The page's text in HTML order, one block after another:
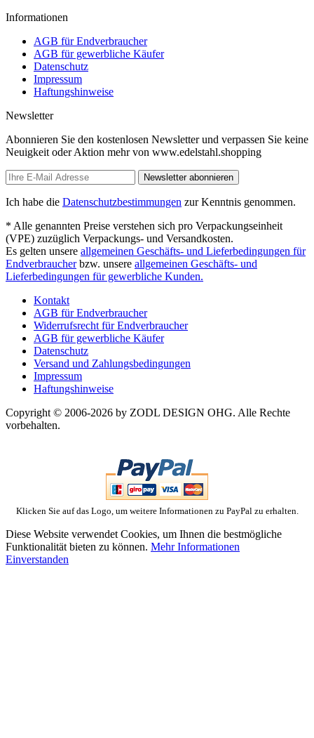
Informationen
AGB für Endverbraucher
AGB für gewerbliche Käufer
Datenschutz
Impressum
Haftungshinweise
Newsletter
Abonnieren Sie den kostenlosen Newsletter und verpassen Sie keine
Neuigkeit oder Aktion mehr von www.edelstahl.shopping
Newsletter abonnieren
Ich habe die Datenschutzbestimmungen zur Kenntnis genommen.
* Alle genannten Preise verstehen sich pro Verpackungseinheit
(VPE) zuzüglich Verpackungs- und Versandkosten.
Es gelten unsere allgemeinen Geschäfts- und Lieferbedingungen für
Endverbraucherbzw. unsere allgemeinen Geschäfts- und
Lieferbedingungen für gewerbliche Kunden.
Kontakt
AGB für Endverbraucher
Widerrufsrecht für Endverbraucher
AGB für gewerbliche Käufer
Datenschutz
Versand und Zahlungsbedingungen
Impressum
Haftungshinweise
Copyright © 2006-2026 by ZODL DESIGN OHG. Alle Rechte
vorbehalten.
Klicken Sie auf das Logo, um weitere Informationen zu PayPal zu erhalten.
Diese Website verwendet Cookies, um Ihnen die bestmögliche
Funktionalität bieten zu können. Mehr Informationen
Einverstanden